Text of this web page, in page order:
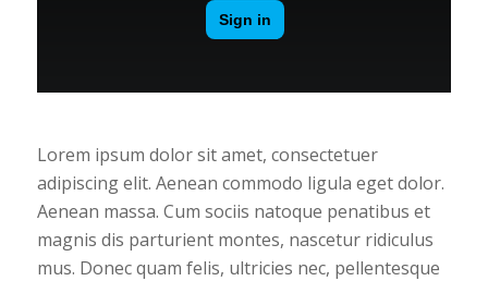
Lorem ipsum dolor sit amet, consectetuer
adipiscing elit. Aenean commodo ligula eget dolor.
Aenean massa. Cum sociis natoque penatibus et
magnis dis parturient montes, nascetur ridiculus
mus. Donec quam felis, ultricies nec, pellentesque